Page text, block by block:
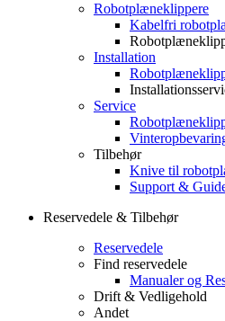
Robotplæneklippere
Kabelfri
Installation
Service
Tilbehør
Knive til
Support &
Reservedele & Tilbehør
Reservedele
Find reservedele
Manualer og
Drift & Vedligehold
Andet